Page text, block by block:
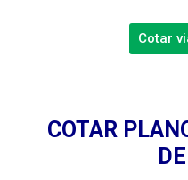
Cotar
COTAR